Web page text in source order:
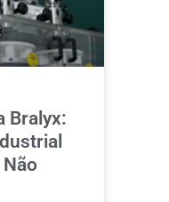
Bralyx:
Não